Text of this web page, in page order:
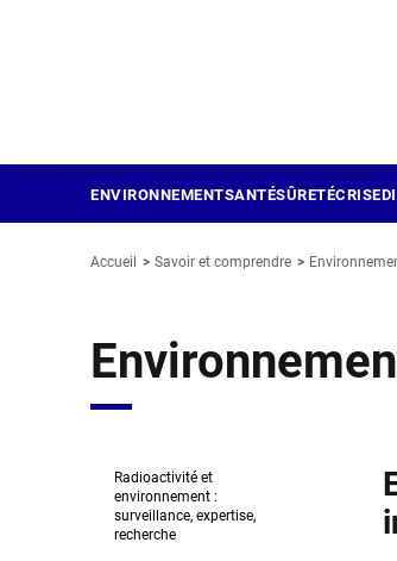
ENVIRONNEMENTSANTÉSÛRETÉCRISE
Accueil Savoir et comprendre
Radioactivité et
environnement :
surveillance, expertise,
recherche